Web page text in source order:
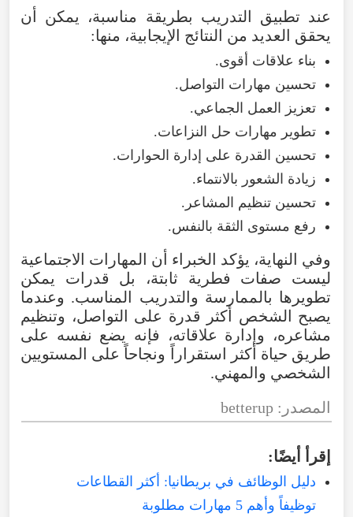
عند تطبيق التدريب بطريقة مناسبة، يمكن
أن
يحقق العديد من النتائج الإيجابية، منها:
بناء علاقات أقوى.
تحسين مهارات التواصل.
تعزيز
العمل الجماعي.
تطوير مهارات حل النزاعات.
تحسين القدرة على إدارة الحوارات.
زيادة الشعور بالانتماء.
تحسين تنظيم المشاعر .
رفع مستوى الثقة بالنفس.
وفي النهاية، يؤكد الخبراء أن المهارات الاجتماعية
ليست
صفات فطرية ثابتة، بل قدرات
يمكن
تطويرها بالممارسة والتدريب المناسب. وعندما
يصبح
الشخص أكثر قدرة على التواصل، وتنظيم
مشاعره، وإدارة علاقاته، فإنه يضع نفسه على
طريق حياة أكثر استقراراً ونجاحاً على المستويين
الشخصي والمهني.
المصدر :
betterup
إقرأ أيضًا:
دليل الوظائف في بريطانيا: أكثر القطاعات
توظيفاً وأهم 5 مهارات مطلوبة